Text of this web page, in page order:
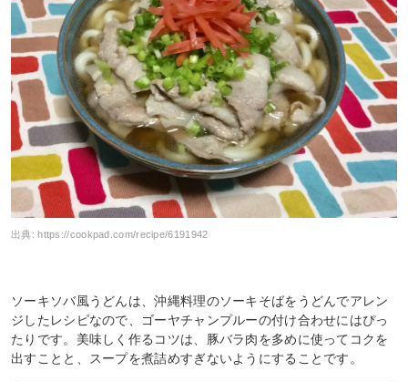
出典: https://cookpad.com/recipe/6191942
ソーキソバ風うどんは、沖縄料理のソーキそばをうどんでアレン
ジしたレシピなので、ゴーヤチャンプルーの付け合わせにはぴっ
たりです。美味しく作るコツは、豚バラ肉を多めに使ってコクを
出すことと、スープを煮詰めすぎないようにすることです。